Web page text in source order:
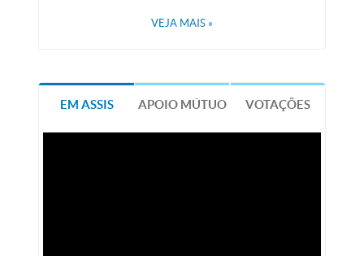
VEJA MAIS »
EM ASSIS APOIO MÚTUO VOTAÇÕES